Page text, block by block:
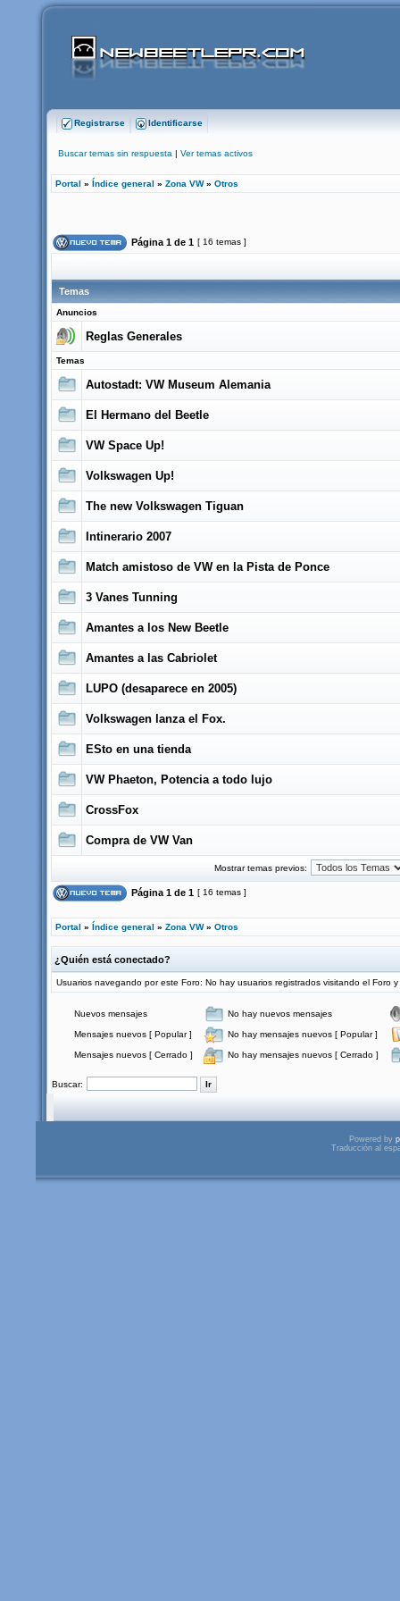
Registrarse Identificarse
Buscar temas sin respuesta | Ver temas activos
Portal » Índice general » Zona VW» Otros
Página 1 de 1 [ 16 temas ]
Temas
Anuncios
Reglas Generales
Temas
Autostadt: VW Museum Alemania
El Hermano del Beetle
VW Space Up!
Volkswagen Up!
The new Volkswagen Tiguan
Intinerario 2007
Match amistoso de VW en la Pista de Ponce
3 Vanes Tunning
Amantes a los New Beetle
Amantes a las Cabriolet
LUPO (desaparece en 2005)
Volkswagen lanza el Fox.
ESto en una tienda
VW Phaeton, Potencia a todo lujo
CrossFox
Compra de VW Van
Mostrar temas previos:
Página 1 de 1 [ 16 temas ]
Portal » Índice general » Zona VW» Otros
¿Quién está conectado?
Usuarios navegando por este Foro: No hay usuarios registrados visitando el Foro
Nuevos mensajes No hay nuevos mensajes
Mensajes nuevos [ Popular ] No hay mensajes nuevos [ Popular ]
Mensajes nuevos [ Cerrado ] No hay mensajes nuevos [ Cerrado ]
Buscar:
Powered by
Traducción al